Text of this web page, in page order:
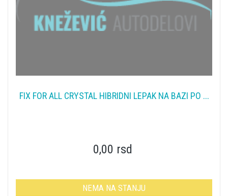
FIX FOR ALL CRYSTAL HIBRIDNI LEPAK NA BAZI PO ...
0,00 rsd
NEMA NA STANJU